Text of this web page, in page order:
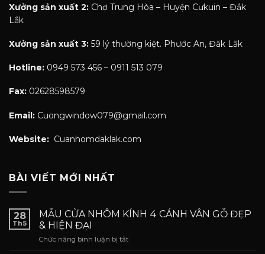
Xưởng sản xuất 2: Chợ Trung Hòa – Huyện Cưkuin – Đắk
Lắk
Xưởng sản xuất 3: 59 lý thường kiệt. Phước An, Đăk Lăk
Hotline: 0949 573 456 – 0911 513 079
Fax: 02628598579
Email: Cuongwindow079@gmail.com
Website: Cuanhomdaklak.com
BÀI VIẾT MỚI NHẤT
28
Th5
MẪU CỬA NHÔM KÍNH 4 CÁNH VÂN GỖ ĐẸP
& HIỆN ĐẠI
Chức năng bình luận bị tắtở